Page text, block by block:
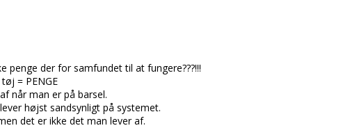
penge der for samfundet til at fungere???!!!
= PENGE
når man er på barsel.
højst sandsynligt på systemet.
det er ikke det man lever af.